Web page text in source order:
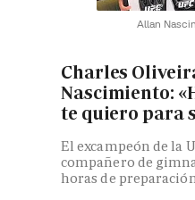
Allan
Charles
Nascimiento:
te quiero para
El excampeón de la
compañero de
horas de